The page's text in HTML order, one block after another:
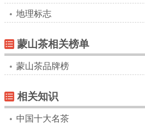
吴理真 在蒙山种植茶树的传说
茶树种植和茶叶制造的起源地
顶山。
西汉甘露三年（前53年），
世界人工植茶的先河。陶谷的《
理真住蒙顶，结庵种茶凡三年